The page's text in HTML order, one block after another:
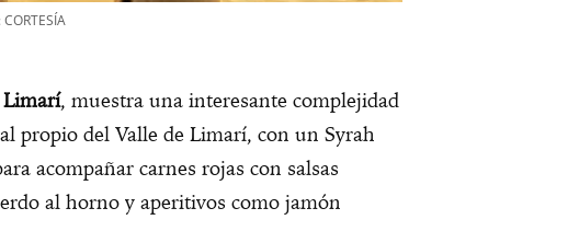
Limarí, muestra una interesante complejidad
propio del Valle de Limarí, con un Syrah
acompañar carnes rojas con salsas
al horno y aperitivos como jamón